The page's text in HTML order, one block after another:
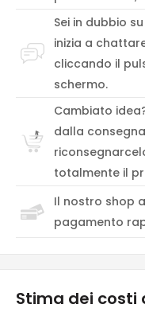
Sei in dubbio
inizia a
cliccando il
schermo.
Cambiato
dalla
totalmente il
Il nostro shop
pagamento
Stima dei costi